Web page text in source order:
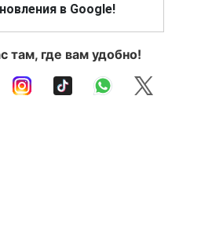
в Google!
там, где вам удобно!